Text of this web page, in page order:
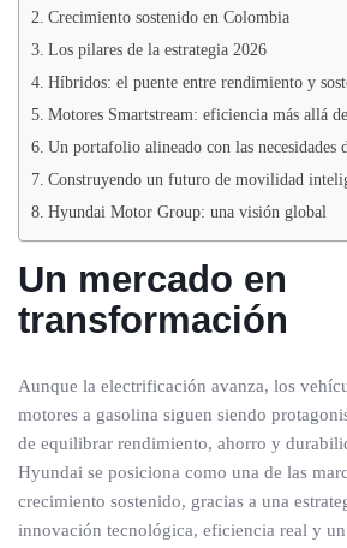
Crecimiento sostenido en Colombia
Los pilares de la estrategia 2026
Híbridos: el puente entre rendimiento y
Motores Smartstream: eficiencia más allá
Un portafolio alineado con las necesidades
Construyendo un futuro de movilidad
Hyundai Motor Group: una visión global
Un mercado en
transformación
Aunque la electrificación avanza, los
motores a gasolina siguen siendo
de equilibrar rendimiento, ahorro y
Hyundai se posiciona como una de las
crecimiento sostenido, gracias a una
innovación tecnológica, eficiencia real y